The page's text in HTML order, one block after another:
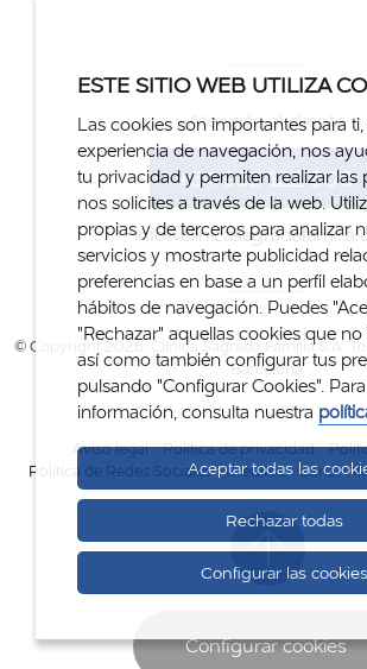
Atención al cliente
+34 932 122 300
© Copyright 2026. Clínica Sagrada Família S.A.
Barcelona
Aviso legal Política de privacidad
Política de Redes Sociales
Créditos Canal
Configurar cookies
ESTE SITIO WEB UTILIZA
Las cookies son importantes para
experiencia de navegación, nos
tu privacidad y permiten realizar las
nos solicites a través de la web.
propias y de terceros para analizar
servicios y mostrarte publicidad
preferencias en base a un perfil
hábitos de navegación. Puedes
"Rechazar" aquellas cookies que
así como también configurar tus
pulsando "Configurar Cookies".
información, consulta nuestra
Aceptar todas las
Rechazar todas
Configurar las cookies